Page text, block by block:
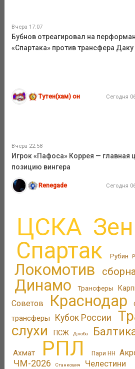
Вчера 17:07
Бубнов отреагировал на
«Спартака» против трансфера Даку
Тутен(хам) он Сегодня
Вчера 22:58
Игрок «Пафоса» Коррея — главная
позицию вингера
Renegade Сегодня
ЦСКА
Спартак Рубин
Локомотив
Динамо Трансферы
Советов
Краснодар
трансферы
Кубок России
слухи
ПСЖ Дзюба
Ахмат РПЛ Пари НН
ЧМ-2026 Станкович Челестини